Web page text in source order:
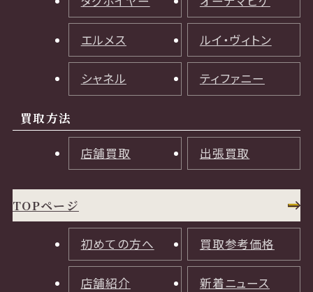
エルメス ルイ・ヴィトン
シャネル ティファニー
買取方法
店舗買取 出張買取
TOPページ
初めての方へ 買取参考価格
店舗紹介 新着ニュース